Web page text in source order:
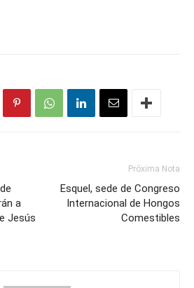
a
Jesús
Próxima Nota
Esquel, sede de Congreso
Internacional de Hongos
Comestibles